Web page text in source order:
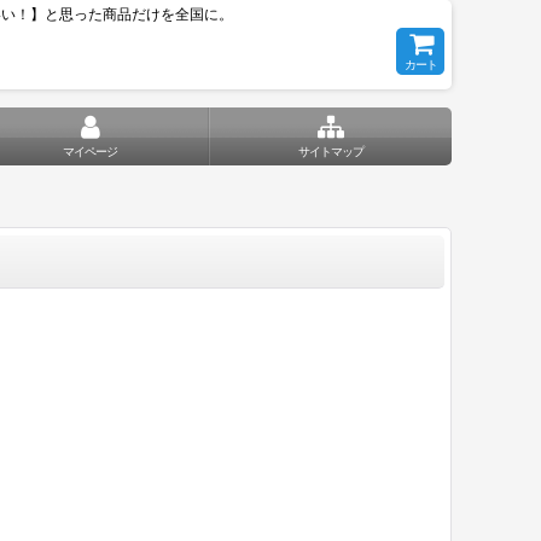
！】と思った商品だけを全国に。
カート
マイページ サイトマップ